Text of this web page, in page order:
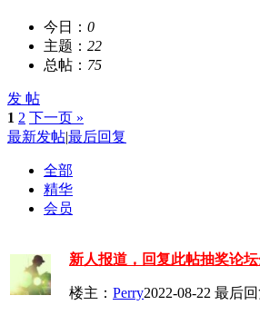
今日： 0
主题： 22
总帖： 75
发 帖
1 2 下一页 »
最新发帖|最后回复
全部
精华
会员
新人报道，回复此帖抽奖论坛
楼主： Perry2022-08-22 最后回